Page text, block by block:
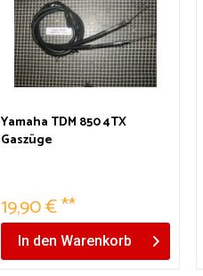
Yamaha TDM 850 4TX
Gaszüge
19,90 € **
In den Warenkorb